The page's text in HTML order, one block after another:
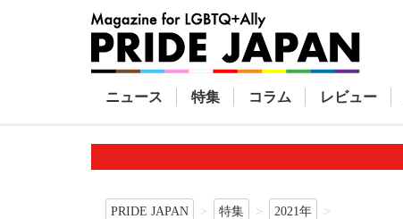
ニュース 特集 コラム レビュー
PRIDE JAPAN 特集
2021年